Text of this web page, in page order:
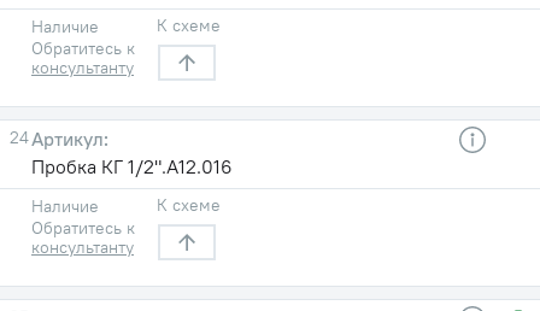
Наличие
Обратитесь к
консультанту
К схеме
24
Пробка КГ 1/2".А12.016
Наличие
Обратитесь к
консультанту
К схеме